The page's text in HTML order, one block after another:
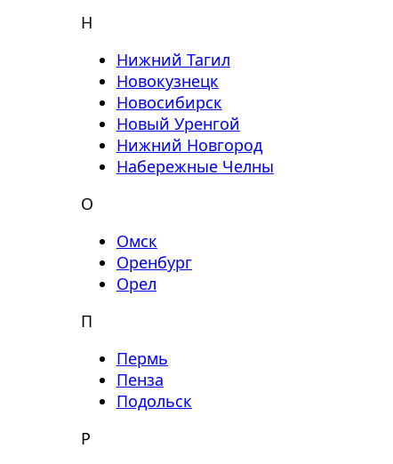
Н
Нижний Тагил
Новокузнецк
Новосибирск
Новый Уренгой
Нижний Новгород
Набережные Челны
О
Омск
Оренбург
Орел
П
Пермь
Пенза
Подольск
Р